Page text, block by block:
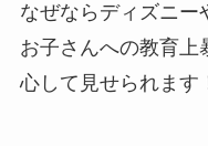
なぜならディズニー
お子さんへの教育上
心して見せられます